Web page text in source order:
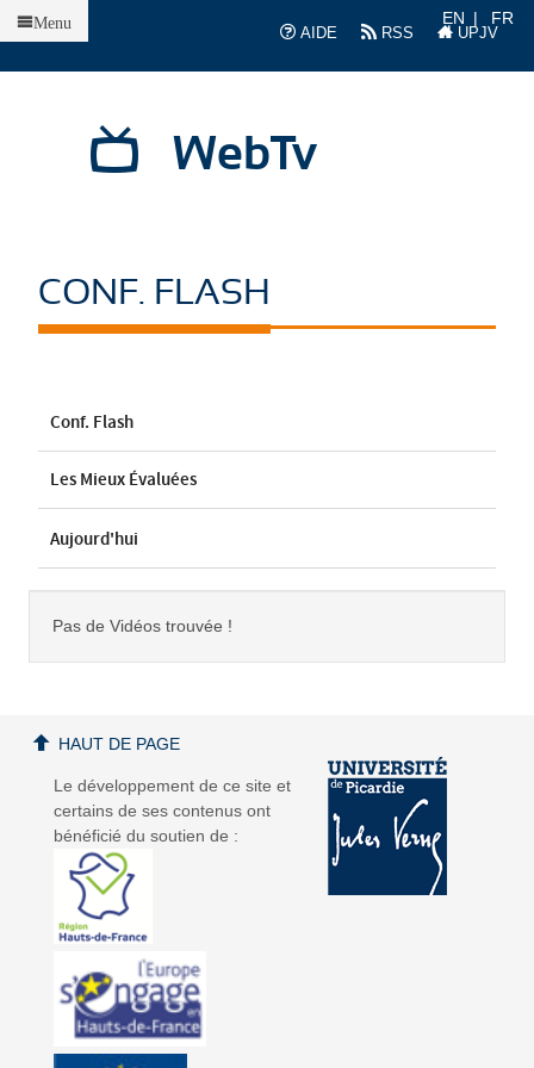
AIDE
RSS UPJV
EN FR
WebTv
Menu
CONF. FLASH
Conf. Flash
Les Mieux Évaluées
Aujourd'hui
Pas de Vidéos trouvée !
Le développement de ce site et
certains de ses contenus ont
bénéficié du soutien de :
HAUT DE PAGE